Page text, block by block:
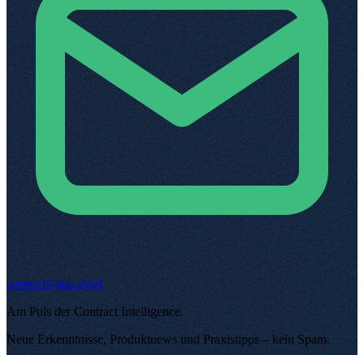
support@top.legal
Am Puls der Contract Intelligence.
Neue Erkenntnisse, Produktnews und Praxistipps – kein Spam.